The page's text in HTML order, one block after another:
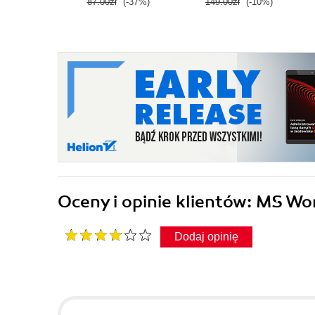
Oceny i opinie klientów: MS
Dodaj opinię